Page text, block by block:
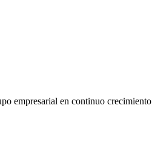
empresarial en continuo crecimiento